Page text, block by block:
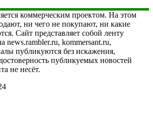
коммерческим проектом. На этом
ни чего не покупают, ни какие
Сайт представляет собой ленту
news.rambler.ru, kommersant.ru,
публикуются без искажения,
публикуемых новостей
не несёт.